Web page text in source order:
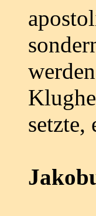
setzte,